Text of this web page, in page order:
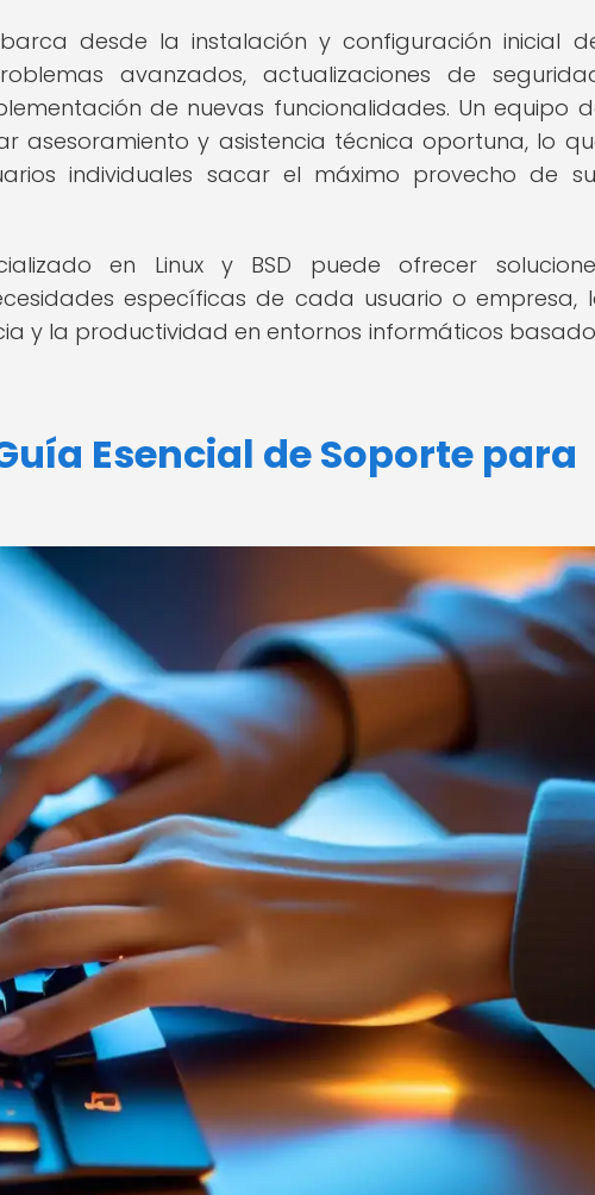
desde la instalación y configuración inicial
avanzados, actualizaciones de
de nuevas funcionalidades. Un equipo
asesoramiento y asistencia técnica oportuna, lo
individuales sacar el máximo provecho de
en Linux y BSD puede ofrecer
específicas de cada usuario o empresa,
y la productividad en entornos informáticos
Esencial de Soporte para